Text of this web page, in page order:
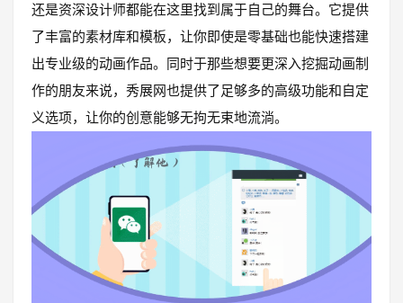
还是资深设计师都能在这里找到属于自己的舞台。它提供
了丰富的素材库和模板，让你即使是零基础也能快速搭建
出专业级的动画作品。同时于那些想要更深入挖掘动画制
作的朋友来说，秀展网也提供了足够多的高级功能和自定
义选项，让你的创意能够无拘无束地流淌。